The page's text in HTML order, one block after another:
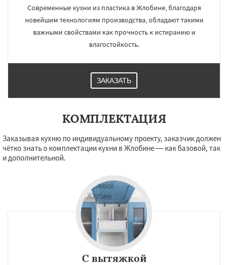
Современные кухни из пластика в Жлобине, благодаря
новейшим технологиям производства, обладают такими
важными свойствами как прочность к истиранию и
влагостойкость.
ЗАКАЗАТЬ
КОМПЛЕКТАЦИЯ
Заказывая кухню по индивидуальному проекту, заказчик должен
чётко знать о комплектации кухни в Жлобине — как базовой, так
и дополнительной.
С вытяжкой